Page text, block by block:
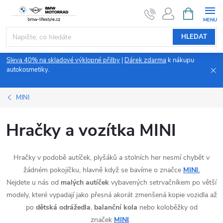
obsah
HLEDAT
NÁKUPNÍ
KOŠÍK
Sleva 40% na skladové výklopné přilby Dárek zdarma k nákupu
autokosmetiky.
MINI
Hračky a vozítka MINI
Hračky v podobě autíček, plyšáků a stolních her nesmí chybět v
žádném pokojíčku, hlavně když se bavíme o značce MINI.
Nejdete u nás od malých autíček vybavených setrvačníkem po větší
modely, které vypadají jako přesná akorát zmenšená kopie vozidla až
po dětská odrážedla, balanční kola nebo koloběžky od
značek MINI.